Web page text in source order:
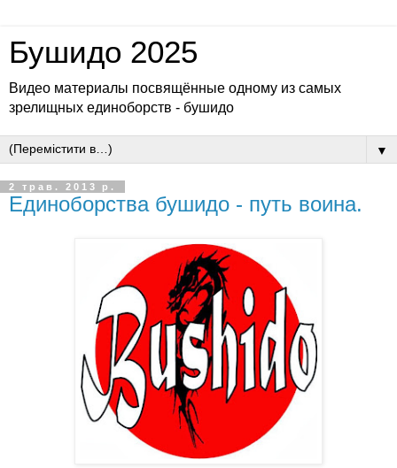
Бушидо 2025
Видео материалы посвящённые одному из самых
зрелищных единоборств - бушидо
▼
2 трав. 2013 р.
Единоборства бушидо - путь воина.